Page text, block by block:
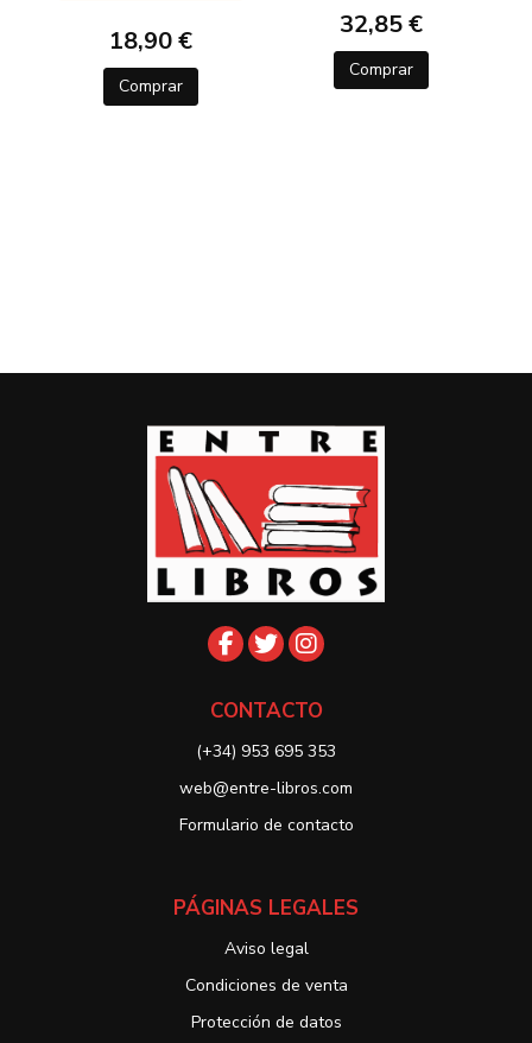
18,90 €
Comprar
32,85 €
Comprar
CONTACTO
(+34) 953 695 353
web@entre-libros.com
Formulario de contacto
PÁGINAS LEGALES
Aviso legal
Condiciones de venta
Protección de datos